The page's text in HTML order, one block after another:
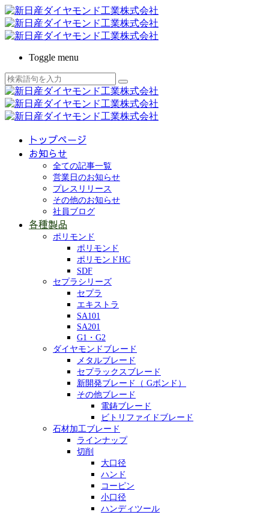
Toggle menu
トップページ
お知らせ
全ての記事一覧
営業日のお知らせ
プレスリリース
その他のお知らせ
社員ブログ
各種製品
ポリモンド
ポリモンド
ポリモンドHC
SDF
セプラシリーズ
セプラ
エキストラ
SA101
SA201
G1・G2
ダイヤモンドブレード
メタルブレード
セプラックスブレード
新開発ブレード（ Gボンド）
その他ブレード
電鋳ブレード
ビトリファイドブレード
石材加工ブレード
ラインナップ
切削
大口径
ハンド
コーピン
小口径
ハンディツール